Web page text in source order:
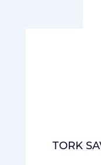
TORK